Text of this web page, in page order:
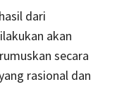
dari
akan
secara
rasional dan